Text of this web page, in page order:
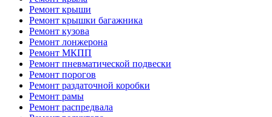
Ремонт крыши
Ремонт крышки багажника
Ремонт кузова
Ремонт лонжерона
Ремонт МКПП
Ремонт пневматической подвески
Ремонт порогов
Ремонт раздаточной коробки
Ремонт рамы
Ремонт распредвала